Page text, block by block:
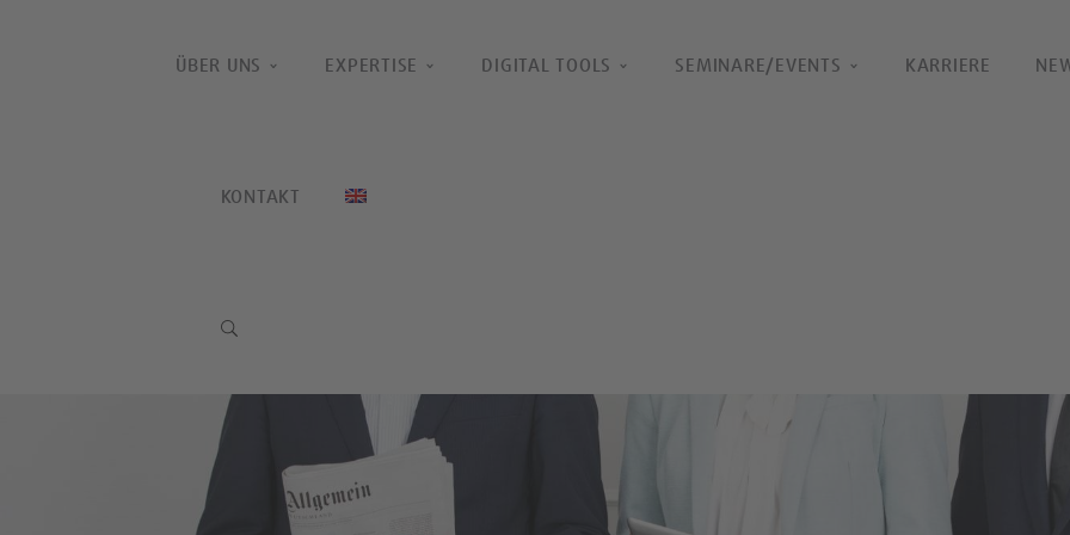
ÜBER UNS EXPERTISE DIGITAL TOOLS SEMINARE/EVENTS KARRIERE
KONTAKT